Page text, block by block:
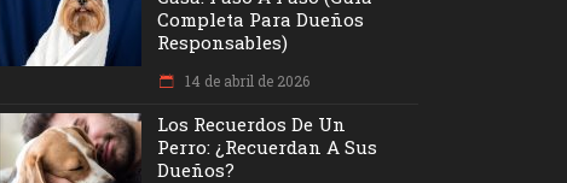
Completa Para Dueños
Responsables)
14 de abril de 2026
Los Recuerdos De Un
Perro: ¿recuerdan A Sus
Dueños?